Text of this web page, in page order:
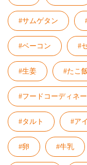
#サムゲタン
#ベーコン #
#生姜 #たこ
#フードコーディ
#タルト #ア
#卵 #牛乳